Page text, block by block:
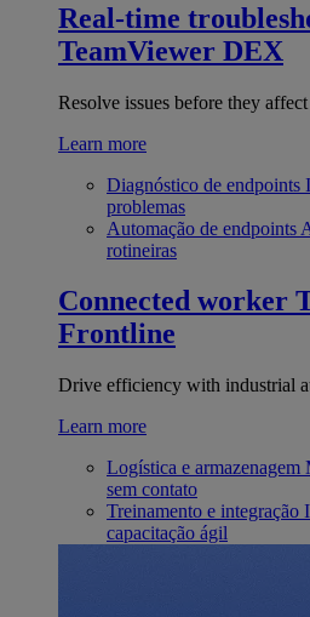
Real-time
TeamViewer DEX
Resolve issues before they affect
Learn more
Diagnóstico de endpoints
problemas
Automação de endpoints
rotineiras
Connected worker
Frontline
Drive efficiency with industrial
Learn more
Logística e armazenagem
sem contato
Treinamento e integração
capacitação ágil